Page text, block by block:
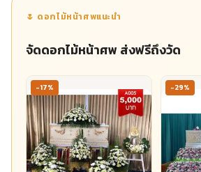
🌷 ดอกไม้หน้าศพแนะนำ
จัดดอกไม้หน้าศพ ส่งฟรีถึงวัด
-17% -29%